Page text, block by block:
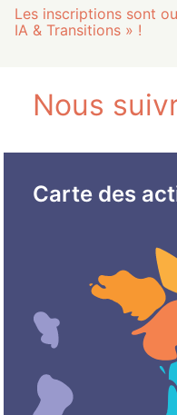
Les inscriptions sont
IA & Transitions » !
Nous
Carte des